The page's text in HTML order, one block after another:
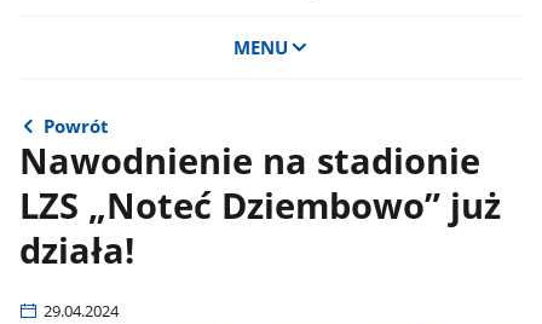
MENU
Powrót
Nawodnienie na stadionie
LZS „Noteć Dziembowo” już
działa!
29.04.2024